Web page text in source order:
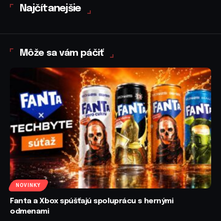
Najčítanejšie
Môže sa vám páčiť
NOVINKY
Fanta a Xbox spúšťajú spoluprácu s hernými
odmenami